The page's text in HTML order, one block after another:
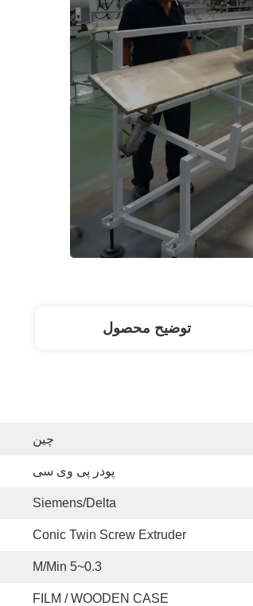
توضیح محصول
چین
پودر پی وی سی
Siemens/delta
Conic Twin Screw Extruder
0.3~5 M/min
FILM / WOODEN CASE